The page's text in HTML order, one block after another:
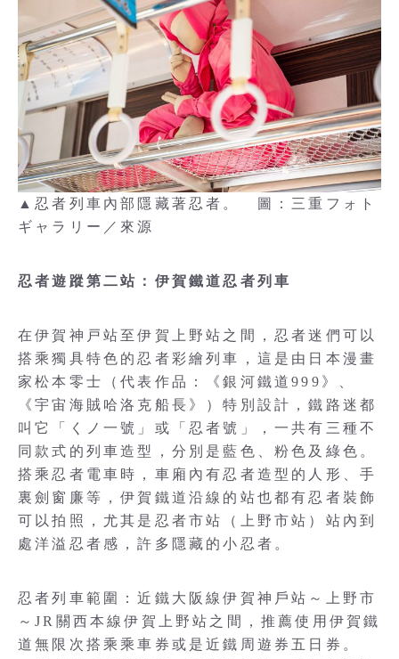
▲忍者列車內部隱藏著忍者。 圖：三重フォト
ギャラリー／來源
忍者遊蹤第二站：伊賀鐵道忍者列車
在伊賀神戸站至伊賀上野站之間，忍者迷們可以
搭乘獨具特色的忍者彩繪列車，這是由日本漫畫
家松本零士（代表作品：《銀河鐵道999》、
《宇宙海賊哈洛克船長》）特別設計，鐵路迷都
叫它「くノ一號」或「忍者號」，一共有三種不
同款式的列車造型，分別是藍色、粉色及綠色。
搭乘忍者電車時，車廂內有忍者造型的人形、手
裏劍窗廉等，伊賀鐵道沿線的站也都有忍者裝飾
可以拍照，尤其是忍者市站（上野市站）站內到
處洋溢忍者感，許多隱藏的小忍者。
忍者列車範圍：近鐵大阪線伊賀神戶站～上野市
～JR關西本線伊賀上野站之間，推薦使用伊賀鐵
道無限次搭乘乘車券或是近鐵周遊券五日券。